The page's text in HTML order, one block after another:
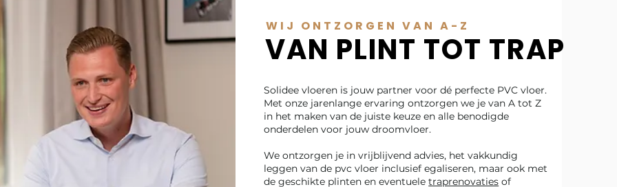
WIJ ONTZORGEN VAN A-Z
VAN PLINT TOT TRAP
Solidee vloeren is jouw partner voor dé perfecte PVC vloer.
Met onze jarenlange ervaring ontzorgen we je van A tot Z
in het maken van de juiste keuze en alle benodigde
onderdelen voor jouw droomvloer.
We ontzorgen je in vrijblijvend advies, het vakkundig
leggen van de pvc vloer inclusief egaliseren, maar ook met
de geschikte plinten en eventueletraprenovaties of